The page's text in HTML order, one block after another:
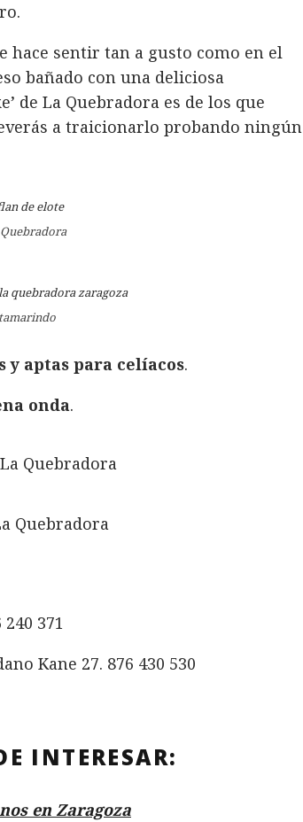
hace sentir tan a gusto como en el
bañado con una deliciosa
de La Quebradora es de los que
a traicionarlo probando ningún
y aptas para celíacos.
onda.
371
Kane 27. 876 430 530
INTERESAR:
en Zaragoza